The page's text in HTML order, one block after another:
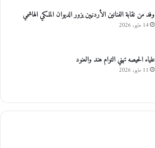
وفد من نقابة الفنانين الأردنيين يزور الديوان الملكي الهاشمي
14 مايو، 2026
علياء الحيصه تهني التوام هند والعنود
11 مايو، 2026